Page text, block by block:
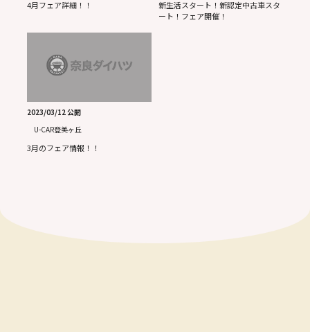
4月フェア詳細！！
新生活スタート！新認定中古車スタ
ート！フェア開催！
2023/03/12 公開
U-CAR登美ヶ丘
3月のフェア情報！！